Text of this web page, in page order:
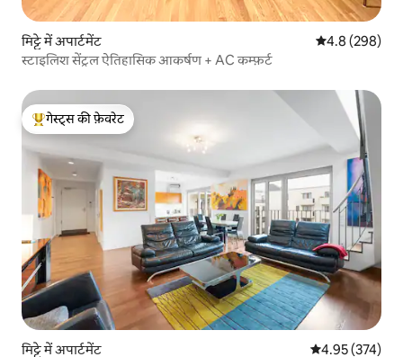
मिट्टे में अपार्टमेंट औसत रेटिंग 5 में
4.8 (298)
स्टाइलिश सेंट्रल ऐतिहासिक आकर्षण + AC कम्फ़र्ट
गेस्ट्स का टॉप फ़ेवरेट
गेस्ट्स की फ़ेवरेट
मिट्टे में अपार्टमेंट औसत रेटिंग 5 में से
4.95 (374)